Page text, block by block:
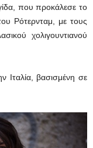
που προκάλεσε το
Ρότερνταμ, με τους
χολιγουντιανού
Ιταλία, βασισμένη σε